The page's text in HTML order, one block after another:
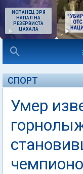
ИСПАНЕЦ ЗРЯ
НАПАЛ НА
РЕЗЕРВИСТА
ЦАХАЛА
СПОРТ
Умер